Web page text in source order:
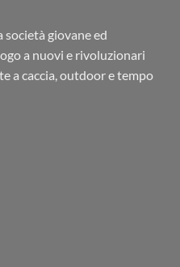
giovane ed
a nuovi e rivoluzionari
a caccia, outdoor e tempo